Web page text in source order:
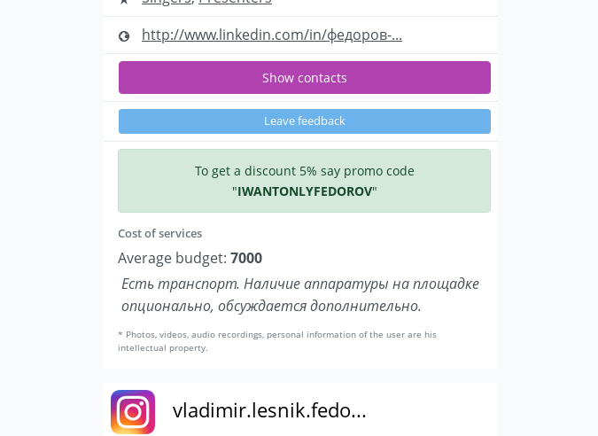
http://www.linkedin.com/in/федоров-...
Show contacts
Leave feedback
To get a discount 5% say promo code
"IWANTONLYFEDOROV"
Cost of services
Average budget: 7000
Есть транспорт. Наличие аппаратуры на площадке
опционально, обсуждается дополнительно.
* Photos, videos, audio recordings, personal information of the user are his
intellectual property.
vladimir.lesnik.fedo...